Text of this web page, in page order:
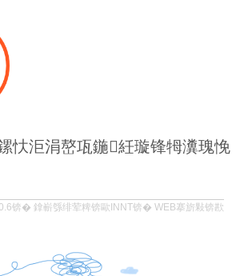
忕洰涓嶅瓨鍦紝璇锋牳瀵瑰悗
锛� 鎿嶄綔绯荤粺锛歐INNT锛� WEB搴旂敤锛歁